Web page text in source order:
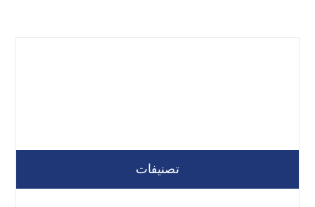
تصنيفات